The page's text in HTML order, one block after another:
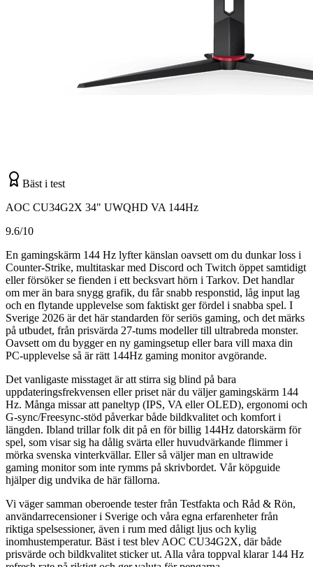
Bäst i test
AOC CU34G2X 34" UWQHD VA 144Hz
9.6/10
En gamingskärm 144 Hz lyfter känslan oavsett om du dunkar loss i
Counter-Strike, multitaskar med Discord och Twitch öppet samtidigt
eller försöker se fienden i ett becksvart hörn i Tarkov. Det handlar
om mer än bara snygg grafik, du får snabb responstid, låg input lag
och en flytande upplevelse som faktiskt ger fördel i snabba spel. I
Sverige 2026 är det här standarden för seriös gaming, och det märks
på utbudet, från prisvärda 27-tums modeller till ultrabreda monster.
Oavsett om du bygger en ny gamingsetup eller bara vill maxa din
PC-upplevelse så är rätt 144Hz gaming monitor avgörande.
Det vanligaste misstaget är att stirra sig blind på bara
uppdateringsfrekvensen eller priset när du väljer gamingskärm 144
Hz. Många missar att paneltyp (IPS, VA eller OLED), ergonomi och
G-sync/Freesync-stöd påverkar både bildkvalitet och komfort i
längden. Ibland trillar folk dit på en för billig 144Hz datorskärm för
spel, som visar sig ha dålig svärta eller huvudvärkande flimmer i
mörka svenska vinterkvällar. Eller så väljer man en ultrawide
gaming monitor som inte rymms på skrivbordet. Vår köpguide
hjälper dig undvika de här fällorna.
Vi väger samman oberoende tester från Testfakta och Råd & Rön,
användarrecensioner i Sverige och våra egna erfarenheter från
riktiga spelsessioner, även i rum med dåligt ljus och kylig
inomhustemperatur. Bäst i test blev AOC CU34G2X, där både
prisvärde och bildkvalitet sticker ut. Alla våra toppval klarar 144 Hz